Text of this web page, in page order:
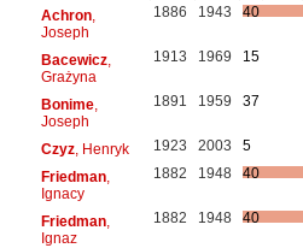
Achron,
Joseph
1886 1943 40
Bacewicz,
Grażyna
1913 1969 15
Bonime,
Joseph
1891 1959 37
Czyz, Henryk 1923 2003
5
Friedman,
Ignacy
1882 1948 40
Friedman,
Ignaz
1882 1948 40